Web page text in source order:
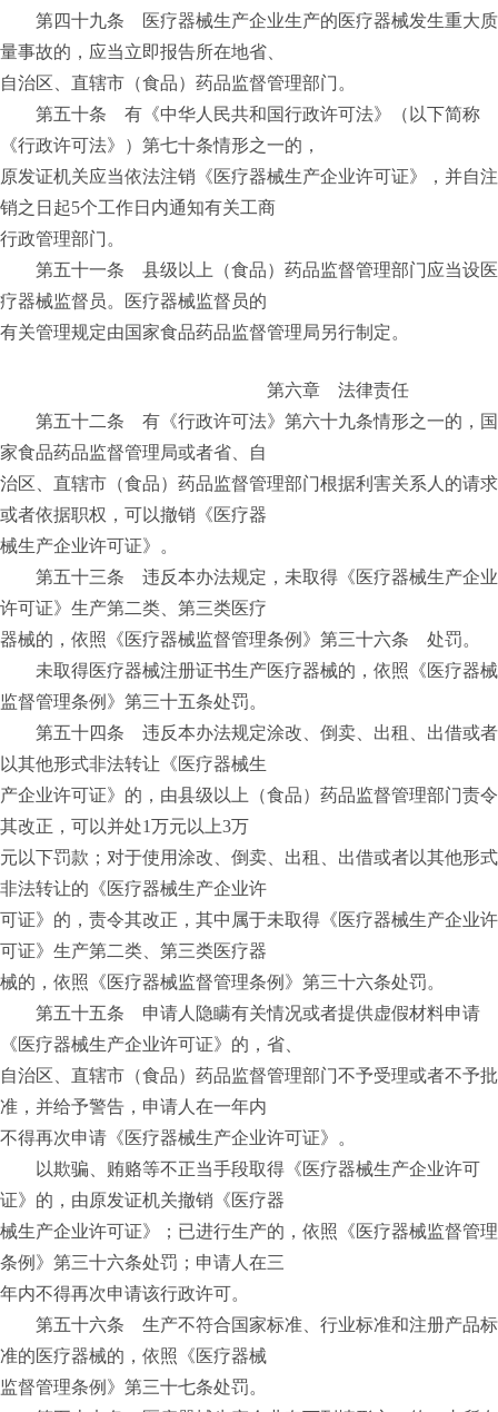
第四十九条 医疗器械生产企业生产的医疗器械发生重大质
量事故的，应当立即报告所在地省、
自治区、直辖市（食品）药品监督管理部门。
第五十条 有《中华人民共和国行政许可法》（以下简称
《行政许可法》）第七十条情形之一的，
原发证机关应当依法注销《医疗器械生产企业许可证》，并自注
销之日起5个工作日内通知有关工商
行政管理部门。
第五十一条 县级以上（食品）药品监督管理部门应当设医
疗器械监督员。医疗器械监督员的
有关管理规定由国家食品药品监督管理局另行制定。
第六章 法律责任
第五十二条 有《行政许可法》第六十九条情形之一的，国
家食品药品监督管理局或者省、自
治区、直辖市（食品）药品监督管理部门根据利害关系人的请求
或者依据职权，可以撤销《医疗器
械生产企业许可证》。
第五十三条 违反本办法规定，未取得《医疗器械生产企业
许可证》生产第二类、第三类医疗
器械的，依照《医疗器械监督管理条例》第三十六条 处罚。
未取得医疗器械注册证书生产医疗器械的，依照《医疗器械
监督管理条例》第三十五条处罚。
第五十四条 违反本办法规定涂改、倒卖、出租、出借或者
以其他形式非法转让《医疗器械生
产企业许可证》的，由县级以上（食品）药品监督管理部门责令
其改正，可以并处1万元以上3万
元以下罚款；对于使用涂改、倒卖、出租、出借或者以其他形式
非法转让的《医疗器械生产企业许
可证》的，责令其改正，其中属于未取得《医疗器械生产企业许
可证》生产第二类、第三类医疗器
械的，依照《医疗器械监督管理条例》第三十六条处罚。
第五十五条 申请人隐瞒有关情况或者提供虚假材料申请
《医疗器械生产企业许可证》的，省、
自治区、直辖市（食品）药品监督管理部门不予受理或者不予批
准，并给予警告，申请人在一年内
不得再次申请《医疗器械生产企业许可证》。
以欺骗、贿赂等不正当手段取得《医疗器械生产企业许可
证》的，由原发证机关撤销《医疗器
械生产企业许可证》；已进行生产的，依照《医疗器械监督管理
条例》第三十六条处罚；申请人在三
年内不得再次申请该行政许可。
第五十六条 生产不符合国家标准、行业标准和注册产品标
准的医疗器械的，依照《医疗器械
监督管理条例》第三十七条处罚。